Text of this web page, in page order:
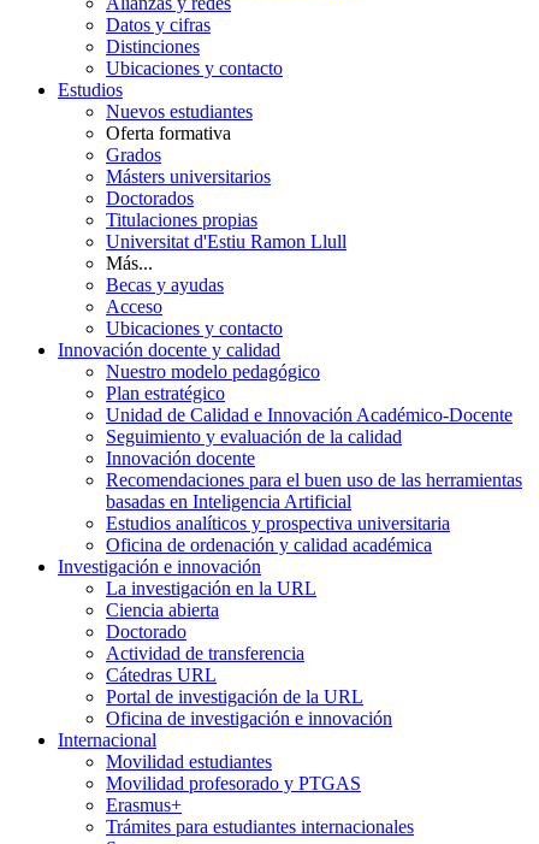
Datos y cifras
Distinciones
Ubicaciones y contacto
Estudios
Nuevos estudiantes
Oferta formativa
Grados
Másters universitarios
Doctorados
Titulaciones propias
Universitat d'Estiu Ramon Llull
Más...
Becas y ayudas
Acceso
Ubicaciones y contacto
Innovación docente y calidad
Nuestro modelo pedagógico
Plan estratégico
Unidad de Calidad e Innovación Académico-Docente
Seguimiento y evaluación de la calidad
Innovación docente
Recomendaciones para el buen uso de las herramientas
basadas en Inteligencia Artificial
Estudios analíticos y prospectiva universitaria
Oficina de ordenación y calidad académica
Investigación e innovación
La investigación en la URL
Ciencia abierta
Doctorado
Actividad de transferencia
Cátedras URL
Portal de investigación de la URL
Oficina de investigación e innovación
Internacional
Movilidad estudiantes
Movilidad profesorado y PTGAS
Erasmus+
Trámites para estudiantes internacionales